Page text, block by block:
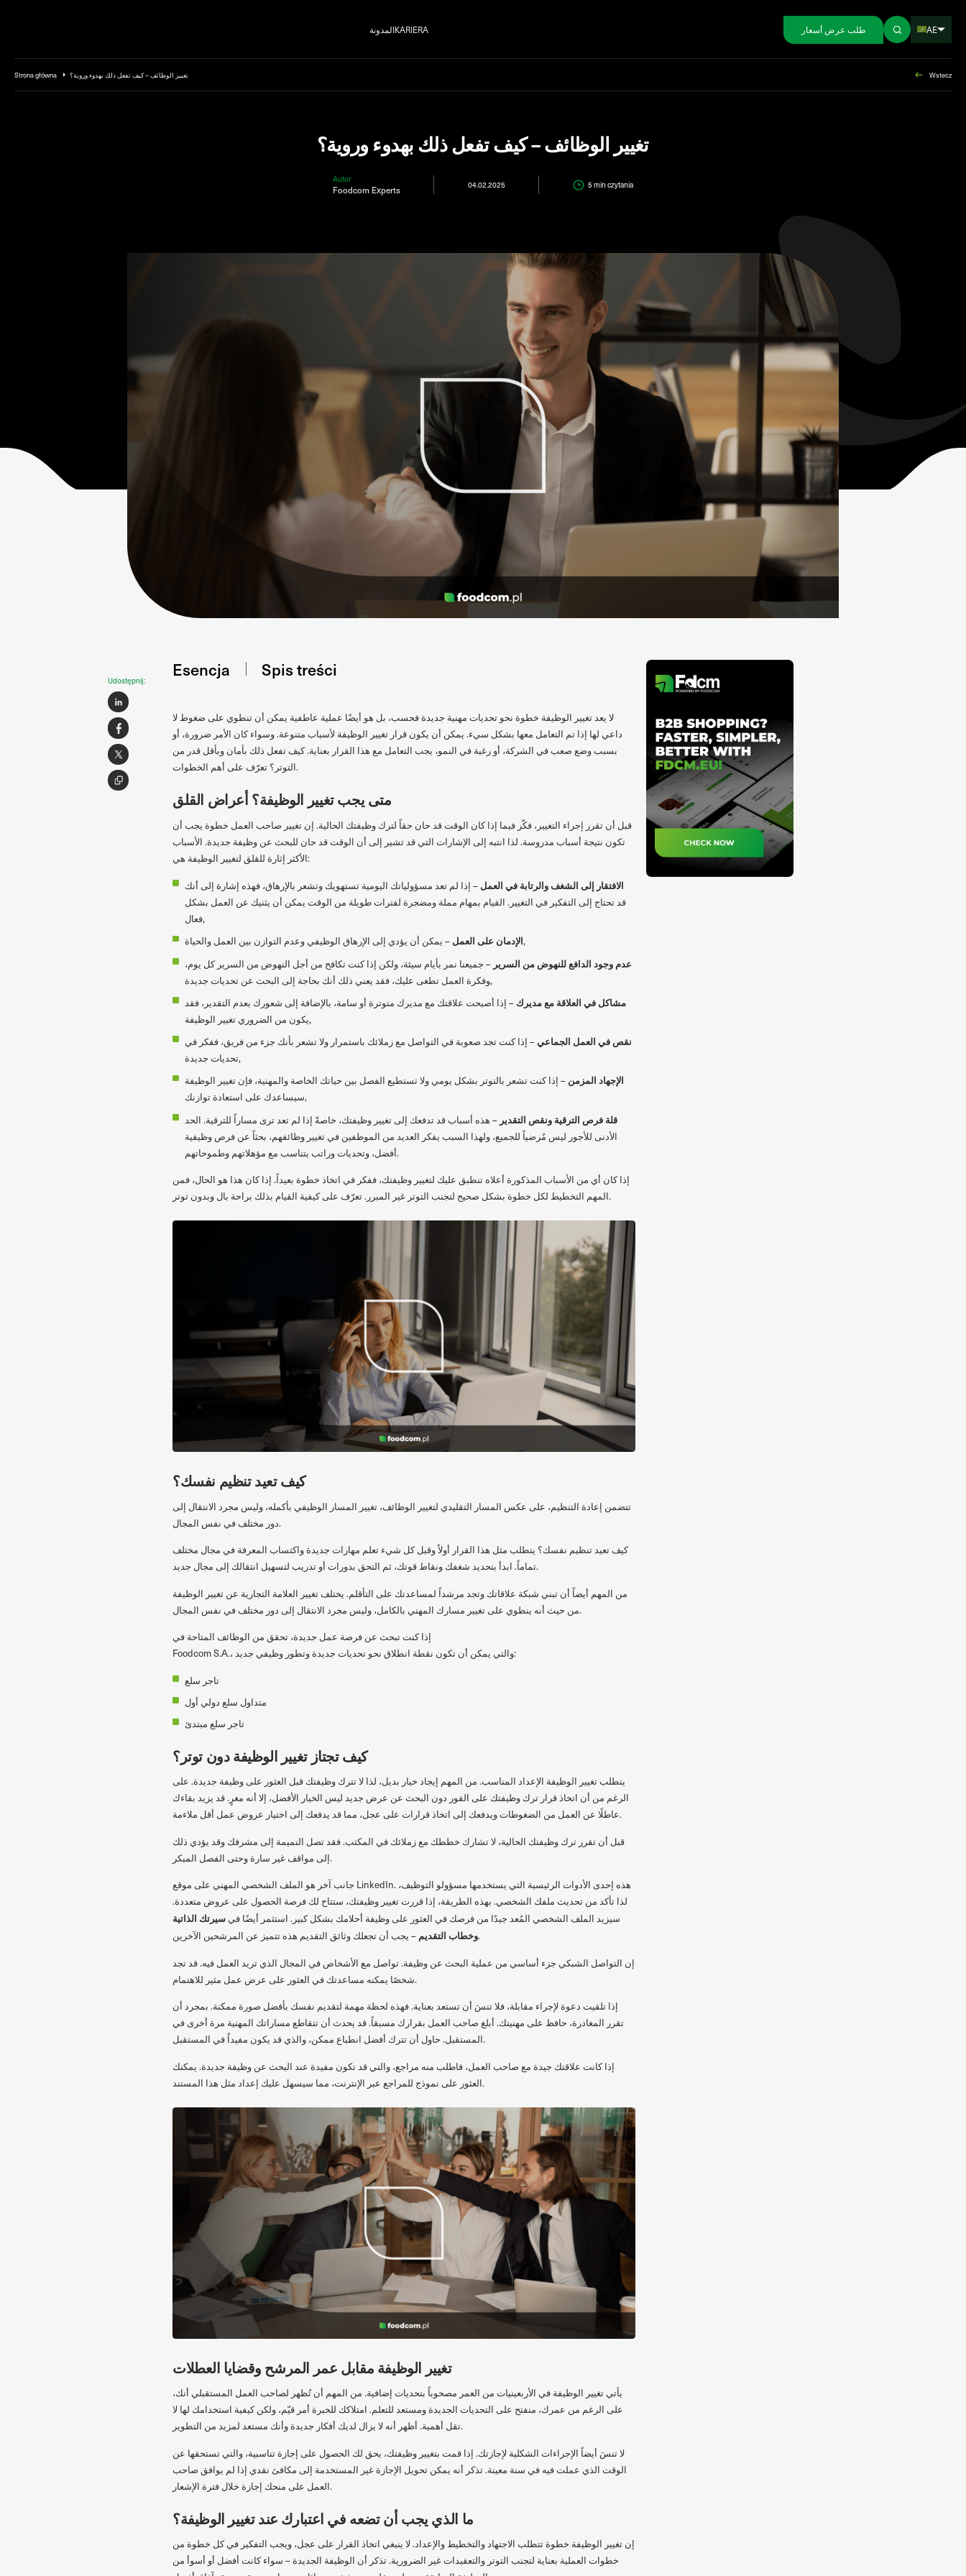
المدونةKARIERA طلب عرض أسعار AE
Strona główna تغيير الوظائف – كيف تفعل ذلك بهدوء وروية؟ Wstecz
تغيير الوظائف – كيف تفعل ذلك بهدوء وروية؟
Autor
Foodcom Experts 04.02.2025 5 minczytania
Udostępnij:
Esencja Spis treści
لا يعد تغيير الوظيفة خطوة نحو تحديات مهنية جديدة فحسب، بل هو أيضًا عملية عاطفية يمكن أن تنطوي على ضغوط لا
داعي لها إذا تم التعامل معها بشكل سيء. يمكن أن يكون قرار تغيير الوظيفة لأسباب متنوعة. وسواء كان الأمر ضرورة، أو
بسبب وضع صعب في الشركة، أو رغبة في النمو، يجب التعامل مع هذا القرار بعناية. كيف تفعل ذلك بأمان وبأقل قدر من
التوتر؟ تعرّف على أهم الخطوات.
متى يجب تغيير الوظيفة؟ أعراض القلق
قبل أن تقرر إجراء التغيير، فكّر فيما إذا كان الوقت قد حان حقاً لترك وظيفتك الحالية. إن تغيير صاحب العمل خطوة يجب أن
تكون نتيجة أسباب مدروسة. لذا انتبه إلى الإشارات التي قد تشير إلى أن الوقت قد حان للبحث عن وظيفة جديدة. الأسباب
الأكثر إثارة للقلق لتغيير الوظيفة هي:
الافتقار إلى الشغف والرتابة في العمل – إذا لم تعد مسؤولياتك اليومية تستهويك وتشعر بالإرهاق، فهذه إشارة إلى أنك
قد تحتاج إلى التفكير في التغيير. القيام بمهام مملة ومضجرة لفترات طويلة من الوقت يمكن أن يثنيك عن العمل بشكل
فعال,
الإدمان على العمل– يمكن أن يؤدي إلى الإرهاق الوظيفي وعدم التوازن بين العمل والحياة,
عدم وجود الدافع للنهوض من السرير – جميعنا نمر بأيام سيئة، ولكن إذا كنت تكافح من أجل النهوض من السرير كل يوم،
وفكرة العمل تطغى عليك، فقد يعني ذلك أنك بحاجة إلى البحث عن تحديات جديدة,
مشاكل في العلاقة مع مديرك – إذا أصبحت علاقتك مع مديرك متوترة أو سامة، بالإضافة إلى شعورك بعدم التقدير، فقد
يكون من الضروري تغيير الوظيفة,
نقص في العمل الجماعي– إذا كنت تجد صعوبة في التواصل مع زملائك باستمرار ولا تشعر بأنك جزء من فريق، ففكر في
تحديات جديدة,
الإجهاد المزمن – إذا كنت تشعر بالتوتر بشكل يومي ولا تستطيع الفصل بين حياتك الخاصة والمهنية، فإن تغيير الوظيفة
سيساعدك على استعادة توازنك,
قلة فرص الترقية ونقص التقدير – هذه أسباب قد تدفعك إلى تغيير وظيفتك، خاصةً إذا لم تعد ترى مساراً للترقية. الحد
الأدنى للأجور ليس مُرضياً للجميع، ولهذا السبب يفكر العديد من الموظفين في تغيير وظائفهم، بحثاً عن فرص وظيفية
أفضل، وتحديات وراتب يتناسب مع مؤهلاتهم وطموحاتهم.
إذا كان أي من الأسباب المذكورة أعلاه تنطبق عليك لتغيير وظيفتك، ففكر في اتخاذ خطوة بعيداً. إذا كان هذا هو الحال، فمن
المهم التخطيط لكل خطوة بشكل صحيح لتجنب التوتر غير المبرر. تعرّف على كيفية القيام بذلك براحة بال وبدون توتر.
كيف تعيد تنظيم نفسك؟
تتضمن إعادة التنظيم، على عكس المسار التقليدي لتغيير الوظائف، تغيير المسار الوظيفي بأكمله، وليس مجرد الانتقال إلى
دور مختلف في نفس المجال.
كيف تعيد تنظيم نفسك؟ يتطلب مثل هذا القرار أولاً وقبل كل شيء تعلم مهارات جديدة واكتساب المعرفة في مجال مختلف
تماماً. ابدأ بتحديد شغفك ونقاط قوتك، ثم التحق بدورات أو تدريب لتسهيل انتقالك إلى مجال جديد.
من المهم أيضاً أن تبني شبكة علاقاتك وتجد مرشداً لمساعدتك على التأقلم. يختلف تغيير العلامة التجارية عن تغيير الوظيفة
من حيث أنه ينطوي على تغيير مسارك المهني بالكامل، وليس مجرد الانتقال إلى دور مختلف في نفس المجال.
إذا كنت تبحث عن فرصة عمل جديدة، تحقق من الوظائف المتاحة في
Foodcom S.A.، والتي يمكن أن تكون نقطة انطلاق نحو تحديات جديدة وتطور وظيفي جديد:
تاجر سلع
متداول سلع دولي أول
تاجر سلع مبتدئ
كيف تجتاز تغيير الوظيفة دون توتر؟
يتطلب تغيير الوظيفة الإعداد المناسب. من المهم إيجاد خيار بديل، لذا لا تترك وظيفتك قبل العثور على وظيفة جديدة. على
الرغم من أن اتخاذ قرار ترك وظيفتك على الفور دون البحث عن عرض جديد ليس الخيار الأفضل، إلا أنه مغرٍ. قد يزيد بقاءك
عاطلًا عن العمل من الضغوطات ويدفعك إلى اتخاذ قرارات على عجل، مما قد يدفعك إلى اختيار عروض عمل أقل ملاءمة.
قبل أن تقرر ترك وظيفتك الحالية، لا تشارك خططك مع زملائك في المكتب. فقد تصل النميمة إلى مشرفك وقد يؤدي ذلك
إلى مواقف غير سارة وحتى الفصل المبكر.
جانب آخر هو الملف الشخصي المهني على موقع LinkedIn. هذه إحدى الأدوات الرئيسية التي يستخدمها مسؤولو التوظيف،
لذا تأكد من تحديث ملفك الشخصي. بهذه الطريقة، إذا قررت تغيير وظيفتك، ستتاح لك فرصة الحصول على عروض متعددة.
سيزيد الملف الشخصي المُعد جيدًا من فرصك في العثور على وظيفة أحلامك بشكل كبير. استثمر أيضًا فيسيرتك الذاتية
وخطاب التقديم– يجب أن تجعلك وثائق التقديم هذه تتميز عن المرشحين الآخرين.
إن التواصل الشبكي جزء أساسي من عملية البحث عن وظيفة. تواصل مع الأشخاص في المجال الذي تريد العمل فيه. قد تجد
شخصًا يمكنه مساعدتك في العثور على عرض عمل مثير للاهتمام.
إذا تلقيت دعوة لإجراء مقابلة، فلا تنسَ أن تستعد بعناية. فهذه لحظة مهمة لتقديم نفسك بأفضل صورة ممكنة. بمجرد أن
تقرر المغادرة، حافظ على مهنيتك. أبلغ صاحب العمل بقرارك مسبقاً. قد يحدث أن تتقاطع مساراتك المهنية مرة أخرى في
المستقبل. حاول أن تترك أفضل انطباع ممكن، والذي قد يكون مفيداً في المستقبل.
إذا كانت علاقتك جيدة مع صاحب العمل، فاطلب منه مراجع، والتي قد تكون مفيدة عند البحث عن وظيفة جديدة. يمكنك
العثور على نموذج للمراجع عبر الإنترنت، مما سيسهل عليك إعداد مثل هذا المستند.
تغيير الوظيفة مقابل عمر المرشح وقضايا العطلات
يأتي تغيير الوظيفة في الأربعينيات من العمر مصحوباً بتحديات إضافية. من المهم أن تُظهر لصاحب العمل المستقبلي أنك،
على الرغم من عمرك، منفتح على التحديات الجديدة ومستعد للتعلم. امتلاكك للخبرة أمر قيّم، ولكن كيفية استخدامك لها لا
تقل أهمية. أظهر أنه لا يزال لديك أفكار جديدة وأنك مستعد لمزيد من التطوير.
لا تنسَ أيضاً الإجراءات الشكلية لإجازتك. إذا قمت بتغيير وظيفتك، يحق لك الحصول على إجازة تناسبية، والتي تستحقها عن
الوقت الذي عملت فيه في سنة معينة. تذكر أنه يمكن تحويل الإجازة غير المستخدمة إلى مكافئ نقدي إذا لم يوافق صاحب
العمل على منحك إجازة خلال فترة الإشعار.
ما الذي يجب أن تضعه في اعتبارك عند تغيير الوظيفة؟
إن تغيير الوظيفة خطوة تتطلب الاجتهاد والتخطيط والإعداد. لا ينبغي اتخاذ القرار على عجل، ويجب التفكير في كل خطوة من
خطوات العملية بعناية لتجنب التوتر والتعقيدات غير الضرورية. تذكر أن الوظيفة الجديدة – سواء كانت أفضل أو أسوأ من